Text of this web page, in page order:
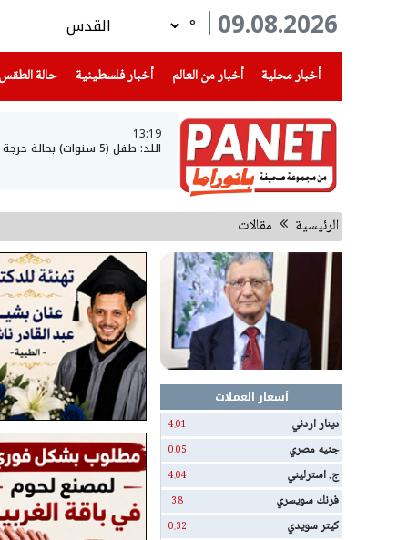
09.08.2026
°
أخبار محلية
(current) أخبار من العالم أخبار فلسطينية(current) حالة الطقس
13:19
اللد: طفل (5 سنوات) بحالة حرجة بعد العثور عليه فاقد الوعي داخل سيارة
الرئيسية مقالات
أسعار العملات
دينار اردني
4.01
جنيه مصري 0.05
ج. استرليني 4.04
فرنك سويسري 3.8
كيتر سويدي 0.32